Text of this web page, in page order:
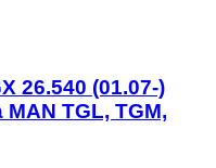
26.540 (01.07-)
TGL, TGM,